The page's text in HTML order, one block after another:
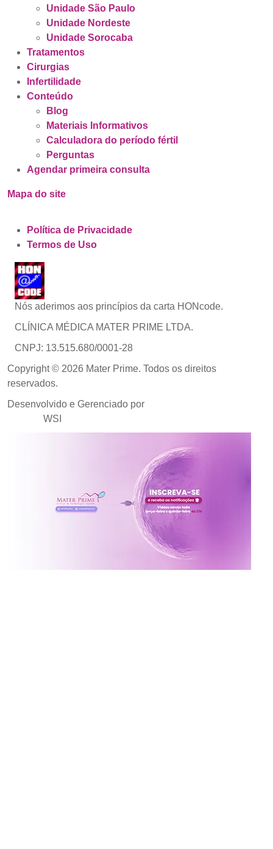
Unidade São Paulo
Unidade Nordeste
Unidade Sorocaba
Tratamentos
Cirurgias
Infertilidade
Conteúdo
Blog
Materiais Informativos
Calculadora do período fértil
Perguntas
Agendar primeira consulta
Mapa do site
Política de Privacidade
Termos de Uso
Nós aderimos aos princípios da carta HONcode.
CLÍNICA MÉDICA MATER PRIME LTDA.
CNPJ: 13.515.680/0001-28
Copyright © 2026 Mater Prime. Todos os direitos
reservados.
Desenvolvido e Gerenciado por
WSI